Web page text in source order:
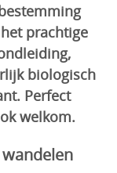
prachtige
biologisch
Perfect
welkom.